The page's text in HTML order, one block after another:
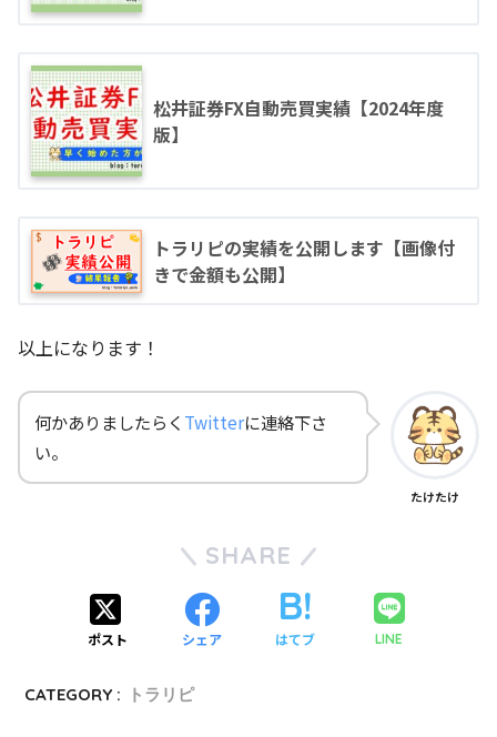
松井証券FX自動売買実績【2024年度
版】
トラリピの実績を公開します【画像付
きで金額も公開】
以上になります！
何かありましたらく Twitterに連絡下さ
い。
たけたけ
SHARE
ポスト シェア はてブ LINE
CATEGORY : トラリピ